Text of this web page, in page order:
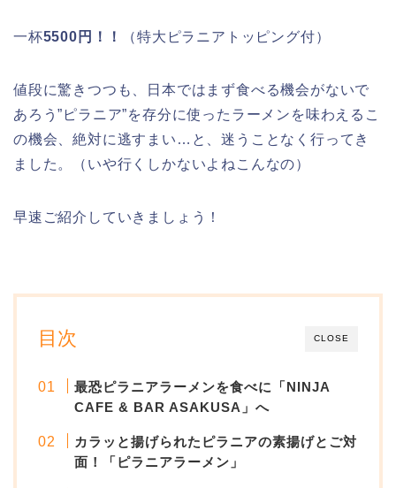
一杯5500円！！ （特大ピラニアトッピング付）
値段に驚きつつも、日本ではまず食べる機会がないで
あろう”ピラニア”を存分に使ったラーメンを味わえるこ
の機会、絶対に逃すまい…と、迷うことなく行ってき
ました。（いや行くしかないよねこんなの）
早速ご紹介していきましょう！
CLOSE
目次
最恐ピラニアラーメンを食べに「NINJA
CAFE & BAR ASAKUSA」へ
カラッと揚げられたピラニアの素揚げとご対
面！「ピラニアラーメン」